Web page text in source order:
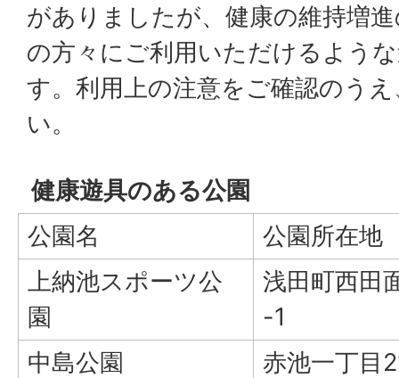
がありましたが、健康の維持増
の方々にご利用いただけるよう
す。利用上の注意をご確認のう
い。
健康遊具のある公園
公園名
公園所在地
上納池スポーツ公
園
浅田町西田
-1
中島公園
赤池一丁目